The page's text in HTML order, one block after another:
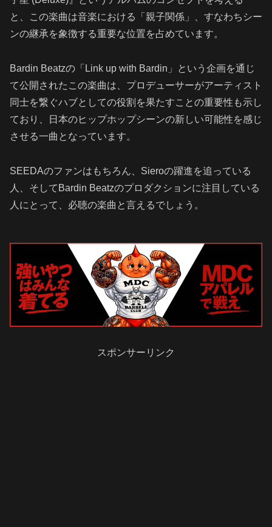
と、この楽曲は音楽における「親子関係」、すなわちシー
ンの継承を象徴する重要な位置を占めています。
Bardin Beatzの「Link up with Bardin」という企画を通じ
て公開されたこの楽曲は、プロデューサーがアーティスト
同士を繋ぐハブとしての役割を果たすことの重要性も示し
ており、日本のヒップホップシーンの新しい可能性を感じ
させる一曲となっています。
SEEDAのファンはもちろん、Sieroの躍進を追っている
人、そしてBardin Beatzのプロダクションに注目している
人にとって、必聴の楽曲と言えるでしょう。
スポンサーリンク